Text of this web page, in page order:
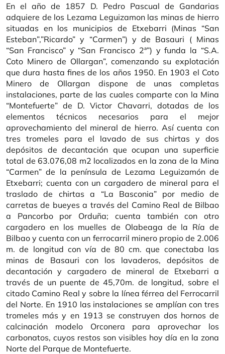
En el año de 1857 D. Pedro Pascual de Gandarias
adquiere de los Lezama Leguizamon las minas de hierro
situadas en los municipios de Etxebarri (Minas “San
Esteban”,”Ricardo” y “Carmen”) y de Basauri ( Minas
“San Francisco” y “San Francisco 2ª”) y funda la “S.A.
Coto Minero de Ollargan”, comenzando su explotación
que dura hasta fines de los años 1950. En 1903 el Coto
Minero de Ollargan dispone de unas completas
instalaciones, parte de las cuales comparte con la Mina
“Montefuerte” de D. Victor Chavarri, dotadas de los
elementos técnicos necesarios para el mejor
aprovechamiento del mineral de hierro. Así cuenta con
tres tromeles para el lavado de sus chirtas y dos
depósitos de decantación que ocupan una superficie
total de 63.076,08 m2 localizados en la zona de la Mina
“Carmen” de la península de Lezama Leguizamón de
Etxebarri; cuenta con un cargadero de mineral para el
traslado de chirtas a “La Basconia” por medio de
carretas de bueyes a través del Camino Real de Bilbao
a Pancorbo por Orduña; cuenta también con otro
cargadero en los muelles de Olabeaga de la Ría de
Bilbao y cuenta con un ferrocarril minero propio de 2.006
m. de longitud con vía de 80 cm. que conectaba las
minas de Basauri con los lavaderos, depósitos de
decantación y cargadero de mineral de Etxebarri a
través de un puente de 45,70m. de longitud, sobre el
citado Camino Real y sobre la línea férrea del Ferrocarril
del Norte. En 1910 las instalaciones se amplían con tres
tromeles más y en 1913 se construyen dos hornos de
calcinación modelo Orconera para aprovechar los
carbonatos, cuyos restos son visibles hoy día en la zona
Norte del Parque de Montefuerte.